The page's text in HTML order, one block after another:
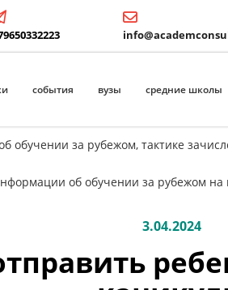
события вузы средние школы
обучении за рубежом, тактике
об обучении за рубежом на
3.04.2024